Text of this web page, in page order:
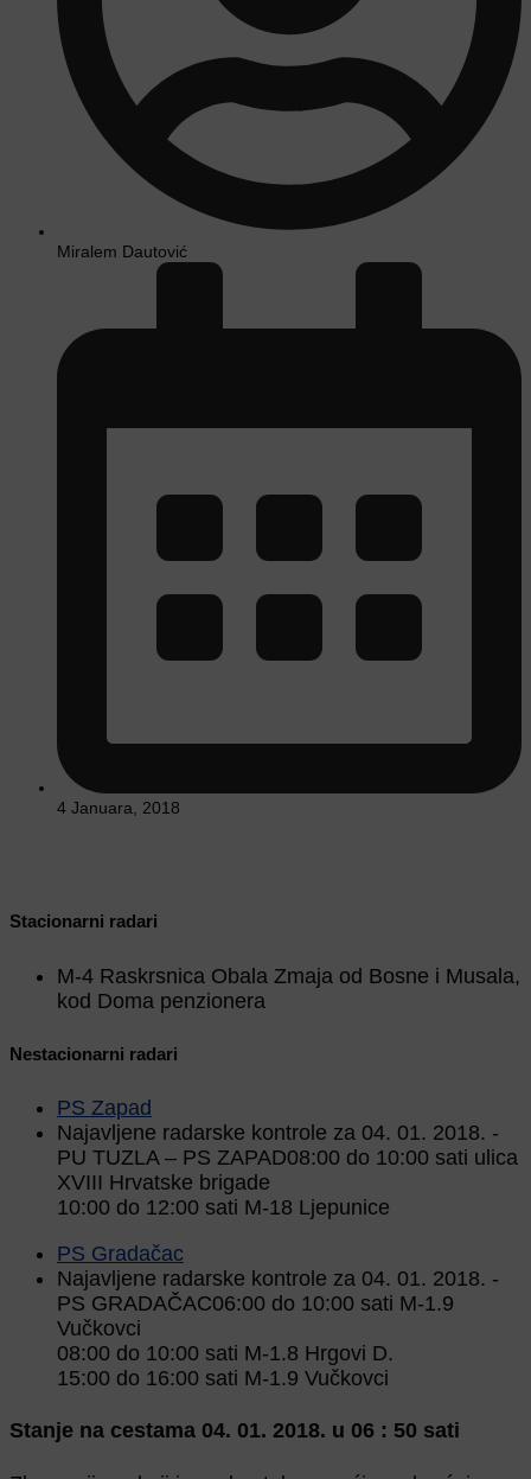
Miralem Dautović
4 Januara, 2018
Stacionarni radari
M-4 Raskrsnica Obala Zmaja od Bosne i Musala,
kod Doma penzionera
Nestacionarni radari
PS Zapad
Najavljene radarske kontrole za 04. 01. 2018. -
PU TUZLA – PS ZAPAD08:00 do 10:00 sati ulica
XVIII Hrvatske brigade
10:00 do 12:00 sati M-18 Ljepunice
PS Gradačac
Najavljene radarske kontrole za 04. 01. 2018. -
PS GRADAČAC06:00 do 10:00 sati M-1.9
Vučkovci
08:00 do 10:00 sati M-1.8 Hrgovi D.
15:00 do 16:00 sati M-1.9 Vučkovci
Stanje na cestama 04. 01. 2018. u 06 : 50 sati